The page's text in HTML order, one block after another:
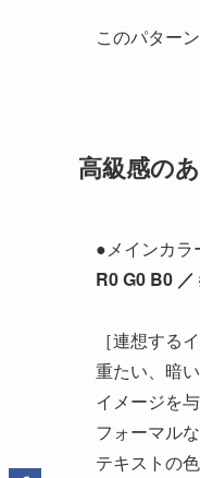
このパター
高級感の
●メインカラ
R0 G0 B0
［連想する
重たい、暗
イメージを
フォーマル
テキストの